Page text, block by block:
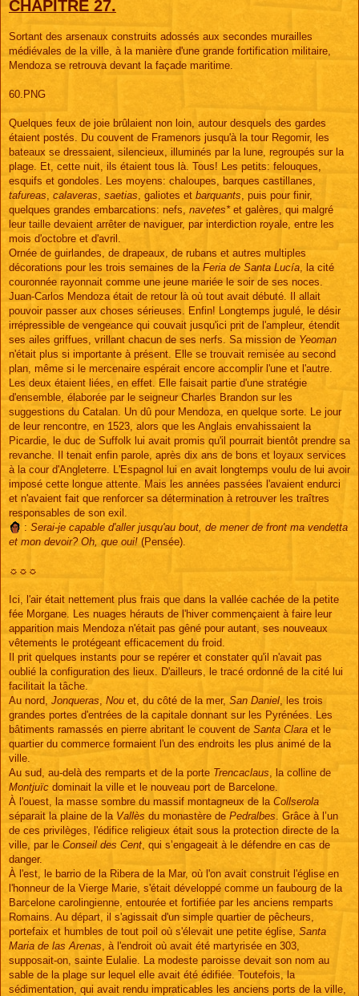
CHAPITRE 27.
Sortant des arsenaux construits adossés aux secondes murailles
médiévales de la ville, à la manière d'une grande fortification militaire,
Mendoza se retrouva devant la façade maritime.
60.PNG
Quelques feux de joie brûlaient non loin, autour desquels des gardes
étaient postés. Du couvent de Framenors jusqu'à la tour Regomir, les
bateaux se dressaient, silencieux, illuminés par la lune, regroupés sur la
plage. Et, cette nuit, ils étaient tous là. Tous! Les petits: felouques,
esquifs et gondoles. Les moyens: chaloupes, barques castillanes,
tafureas calaveras saetias , galiotes et barquants , puis pour finir,
quelques grandes embarcations: nefs, navetes*et galères, qui malgré
leur taille devaient arrêter de naviguer, par interdiction royale, entre les
mois d'octobre et d'avril.
Ornée de guirlandes, de drapeaux, de rubans et autres multiples
décorations pour les trois semaines de la Feria de Santa Lucía , la cité
couronnée rayonnait comme une jeune mariée le soir de ses noces.
Juan-Carlos Mendoza était de retour là où tout avait débuté. Il allait
pouvoir passer aux choses sérieuses. Enfin! Longtemps jugulé, le désir
irrépressible de vengeance qui couvait jusqu'ici prit de l'ampleur, étendit
ses ailes griffues, vrillant chacun de ses nerfs. Sa mission de Yeoman
n'était plus si importante à présent. Elle se trouvait remisée au second
plan, même si le mercenaire espérait encore accomplir l'une et l'autre.
Les deux étaient liées, en effet. Elle faisait partie d'une stratégie
d'ensemble, élaborée par le seigneur Charles Brandon sur les
suggestions du Catalan. Un dû pour Mendoza, en quelque sorte. Le jour
de leur rencontre, en 1523, alors que les Anglais envahissaient la
Picardie, le duc de Suffolk lui avait promis qu'il pourrait bientôt prendre sa
revanche. Il tenait enfin parole, après dix ans de bons et loyaux services
à la cour d'Angleterre. L'Espagnol lui en avait longtemps voulu de lui avoir
imposé cette longue attente. Mais les années passées l'avaient endurci
et n'avaient fait que renforcer sa détermination à retrouver les traîtres
responsables de son exil.
: Serai-je capable d'aller jusqu'au bout, de mener de front ma vendetta
et mon devoir? Oh, que oui! (Pensée).
☼☼☼
Ici, l'air était nettement plus frais que dans la vallée cachée de la petite
fée Morgane. Les nuages hérauts de l'hiver commençaient à faire leur
apparition mais Mendoza n'était pas gêné pour autant, ses nouveaux
vêtements le protégeant efficacement du froid.
Il prit quelques instants pour se repérer et constater qu'il n'avait pas
oublié la configuration des lieux. D'ailleurs, le tracé ordonné de la cité lui
facilitait la tâche.
Au nord, Jonqueras Nou et, du côté de la mer, San Daniel , les trois
grandes portes d'entrées de la capitale donnant sur les Pyrénées. Les
bâtiments ramassés en pierre abritant le couvent de Santa Clara et le
quartier du commerce formaient l'un des endroits les plus animé de la
ville.
Au sud, au-delà des remparts et de la porte Trencaclaus , la colline de
Montjuïc dominait la ville et le nouveau port de Barcelone.
À l'ouest, la masse sombre du massif montagneux de la Collserola
séparait la plaine de la Vallès du monastère de Pedralbes . Grâce à l’un
de ces privilèges, l'édifice religieux était sous la protection directe de la
ville, par le Conseil des Cent , qui s’engageait à le défendre en cas de
danger.
À l'est, le barrio de la Ribera de la Mar, où l'on avait construit l'église en
l'honneur de la Vierge Marie, s'était développé comme un faubourg de la
Barcelone carolingienne, entourée et fortifiée par les anciens remparts
Romains. Au départ, il s'agissait d'un simple quartier de pêcheurs,
portefaix et humbles de tout poil où s'élevait une petite église, Santa
Maria de las Arenas , à l'endroit où avait été martyrisée en 303,
supposait-on, sainte Eulalie. La modeste paroisse devait son nom au
sable de la plage sur lequel elle avait été édifiée. Toutefois, la
sédimentation, qui avait rendu impraticables les anciens ports de la ville,